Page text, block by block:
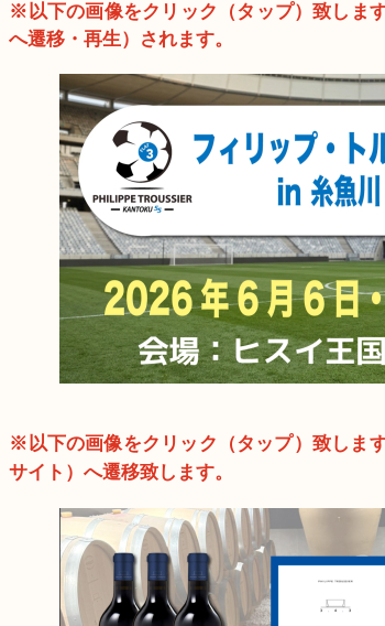
※以下の画像をクリック（タップ）致しま
へ遷移・再生）されます。
※以下の画像をクリック（タップ）致しま
サイト）へ遷移致します。